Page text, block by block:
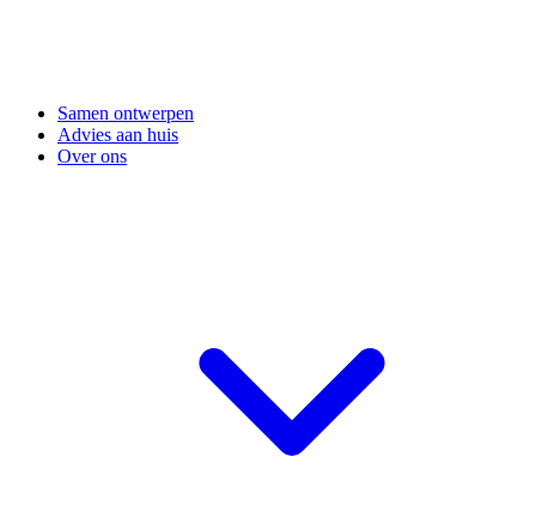
Samen ontwerpen
Advies aan huis
Over ons